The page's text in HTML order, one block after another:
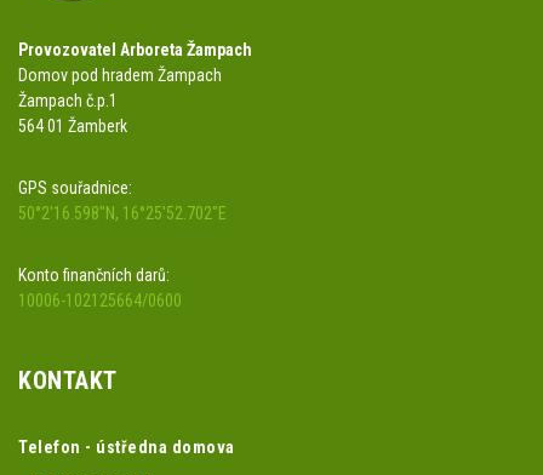
Provozovatel Arboreta Žampach
Domov pod hradem Žampach
Žampach č.p.1
564 01 Žamberk
GPS souřadnice:
50°2'16.598"N, 16°25'52.702"E
Konto finančních darů:
10006-102125664/0600
KONTAKT
Telefon - ústředna domova